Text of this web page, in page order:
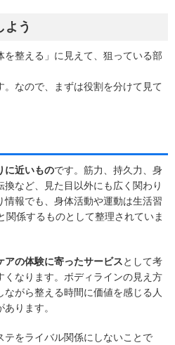
よう
整える」に見えて、狙っている部
。なので、まずは役割を分けて見て
に近いものです。筋力、持久力、身
など、見た目以外にも広く関わり
情報でも、身体活動や運動は生活習
関係するものとして整理されていま
アの体験に寄ったサービスとして考
くなります。ボディラインの見え方
がら整える時間に価値を感じる人
ります。
テをライバル関係にしないことで